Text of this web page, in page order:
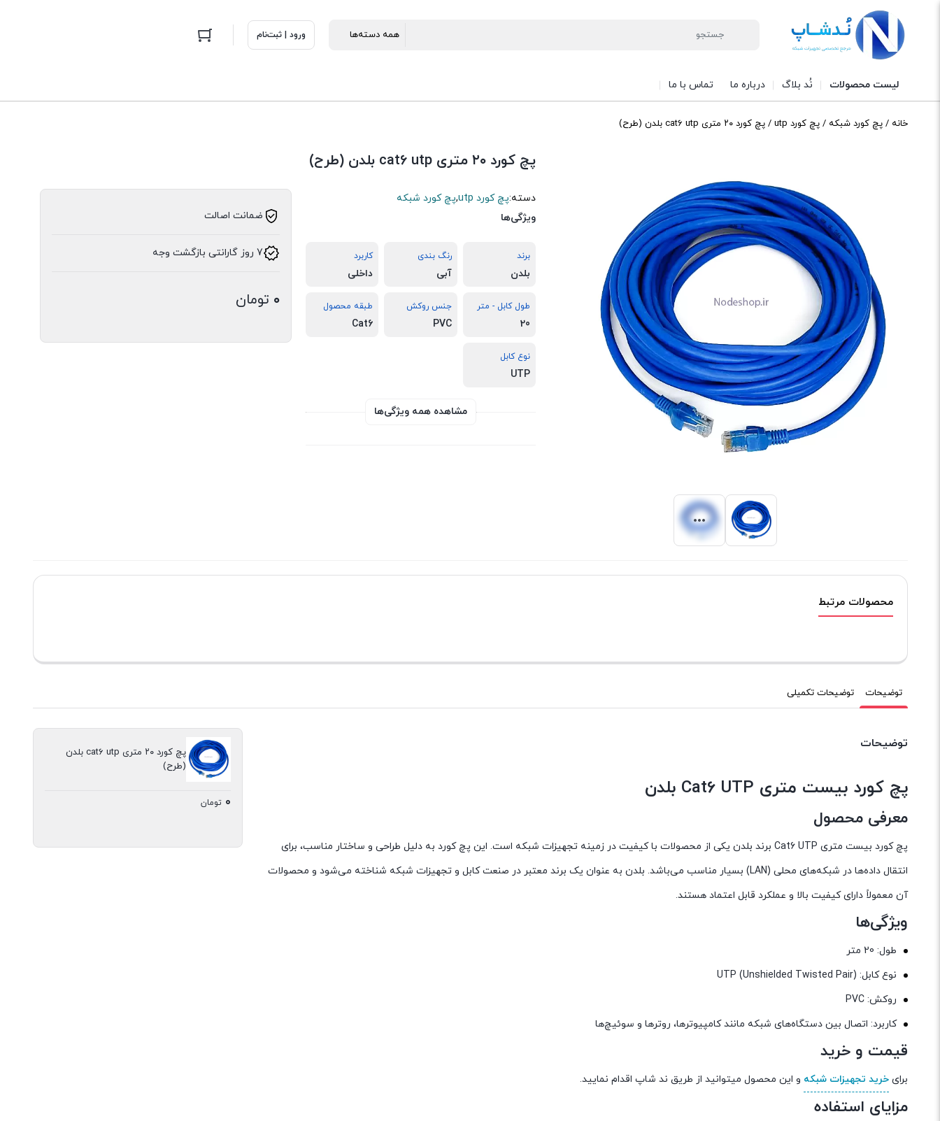
ورود | ثبت‌نام
لیست محصولات نُد بلاگ درباره ما تماس با ما
خانه /پچ کورد شبکه /پچ کورد utp / پچ کورد ۲۰ متری cat6 utp بلدن (طرح)
پچ کورد ۲۰ متری cat6 utp بلدن (طرح)
دسته:پچ کورد utp ,پچ کورد شبکه
ویژگی‌ها
برند
بلدن
رنگ بندی
آبی
کاربرد
داخلی
طول کابل - متر
20
جنس روکش
PVC
طبقه محصول
Cat6
نوع کابل
UTP
مشاهده همه ویژگی‌ها
ضمانت اصالت
7 روز گارانتی بازگشت وجه
۰ تومان
محصولات مرتبط
توضیحات توضیحات تکمیلی
توضیحات
پچ کورد بیست متری Cat6 UTP بلدن
معرفی محصول
پچ کورد بیست متری Cat6 UTP برند بلدن یکی از محصولات با کیفیت در زمینه تجهیزات شبکه است. این پچ کورد به دلیل طراحی و ساختار مناسب، برای
انتقال داده‌ها در شبکه‌های محلی (LAN) بسیار مناسب می‌باشد. بلدن به عنوان یک برند معتبر در صنعت کابل و تجهیزات شبکه شناخته می‌شود و محصولات
آن معمولاً دارای کیفیت بالا و عملکرد قابل اعتماد هستند.
ویژگی‌ها
طول: 20 متر
نوع کابل: UTP (Unshielded Twisted Pair)
روکش: PVC
کاربرد: اتصال بین دستگاه‌های شبکه مانند کامپیوترها، روترها و سوئیچ‌ها
قیمت و خرید
برایخرید تجهیزات شبکه و این محصول میتوانید از طریق ند شاپ اقدام نمایید.
مزایای استفاده
پچ کورد ۲۰ متری cat6 utp بلدن
(طرح)
۰ تومان